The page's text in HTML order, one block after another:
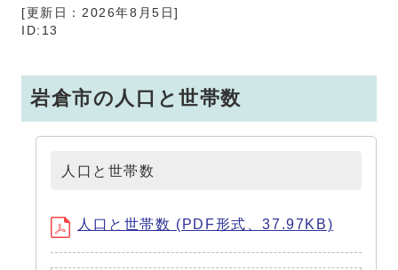
[更新日：2026年8月5日]
ID:13
岩倉市の人口と世帯数
人口と世帯数
人口と世帯数 (PDF形式、37.97KB)